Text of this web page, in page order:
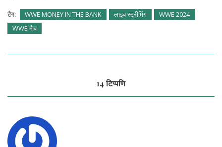
टैग: WWE MONEY IN THE BANK लाइव स्ट्रीमिंग
WWE 2024
WWE मैच
14 टिप्पणि